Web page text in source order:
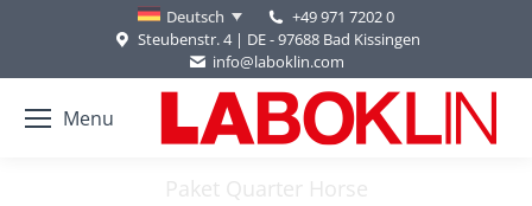
Deutsch
+49 971 7202 0
Steubenstr. 4 | DE - 97688 Bad Kissingen
info@laboklin.com
Menu
Paket Quarter Horse